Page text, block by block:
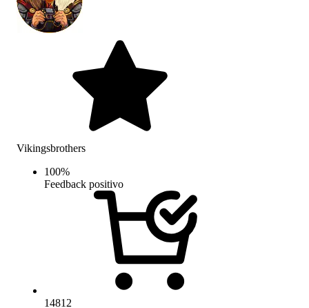
Vikingsbrothers
100%
Feedback positivo
14812